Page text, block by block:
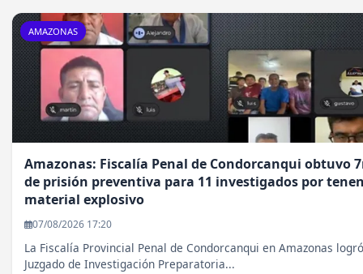
AMAZONAS
Amazonas: Fiscalía Penal de Condorcanqui obtuvo
de prisión preventiva para 11 investigados por
material explosivo
07/08/2026 17:20
La Fiscalía Provincial Penal de Condorcanqui en Amazonas
Juzgado de Investigación Preparatoria...